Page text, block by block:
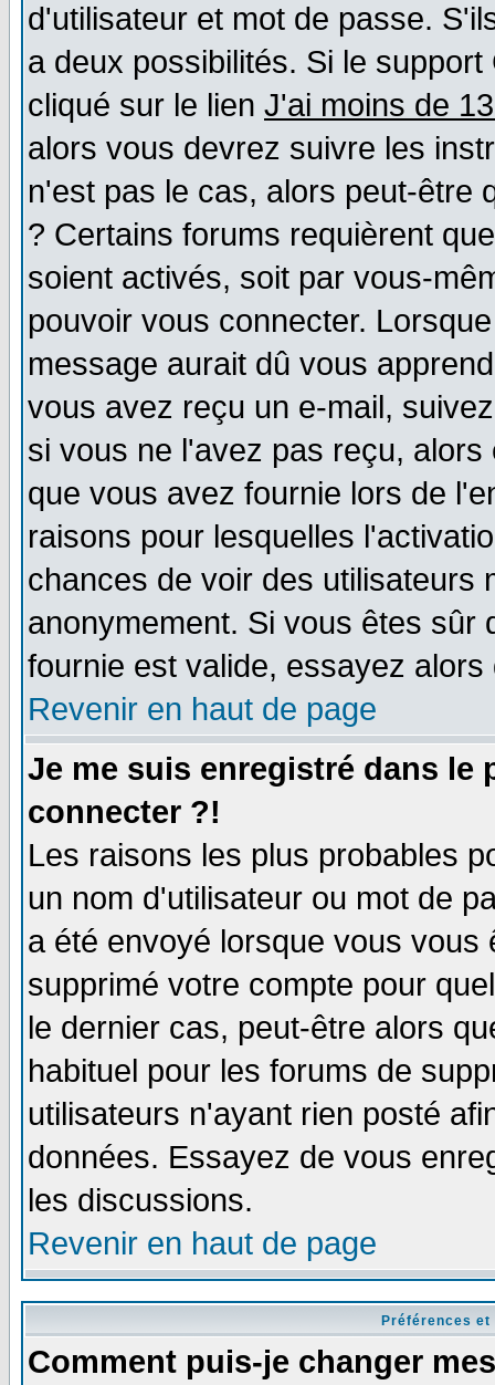
d'utilisateur et mot de passe.
a deux possibilités. Si le
cliqué sur le lien J'ai moins de
alors vous devrez suivre les
n'est pas le cas, alors peut-être
? Certains forums requièrent
soient activés, soit par vous-
pouvoir vous connecter.
message aurait dû vous
vous avez reçu un e-mail,
si vous ne l'avez pas reçu,
que vous avez fournie lors de
raisons pour lesquelles
chances de voir des utilisateurs
anonymement. Si vous êtes sûr
fournie est valide, essayez
Revenir en haut de page
Je me suis enregistré dans le
connecter ?!
Les raisons les plus probables
un nom d'utilisateur ou mot de
a été envoyé lorsque vous
supprimé votre compte pour
le dernier cas, peut-être alors
habituel pour les forums de
utilisateurs n'ayant rien posté
données. Essayez de vous
les discussions.
Revenir en haut de page
Préférences
Comment puis-je changer